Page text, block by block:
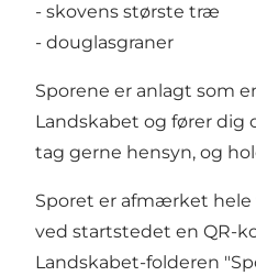
- skovens største træ
- douglasgraner
Sporene er anlagt som
Landskabet og fører dig
tag gerne hensyn, og
Sporet er afmærket hele
ved startstedet en QR-
Landskabet-folderen